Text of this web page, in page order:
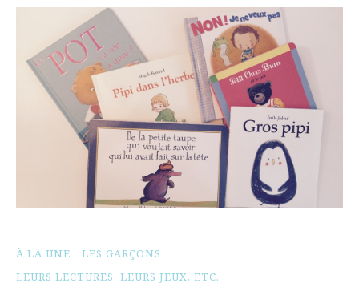
À LA UNE
LES GARÇONS
LEURS LECTURES, LEURS JEUX, ETC.